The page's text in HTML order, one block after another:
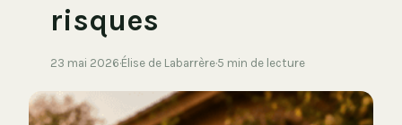
risques
23 mai 2026·Élise de Labarrère·5 min de lecture